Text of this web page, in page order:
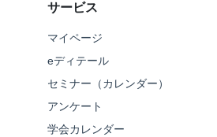
サービス
マイページ
eディテール
セミナー（カレンダー）
アンケート
学会カレンダー